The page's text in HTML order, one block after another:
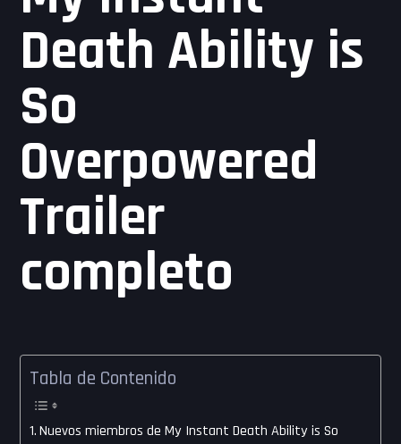
Death Ability is
So
Overpowered
Trailer
completo
Tabla de Contenido
Nuevos miembros de My Instant Death Ability is So